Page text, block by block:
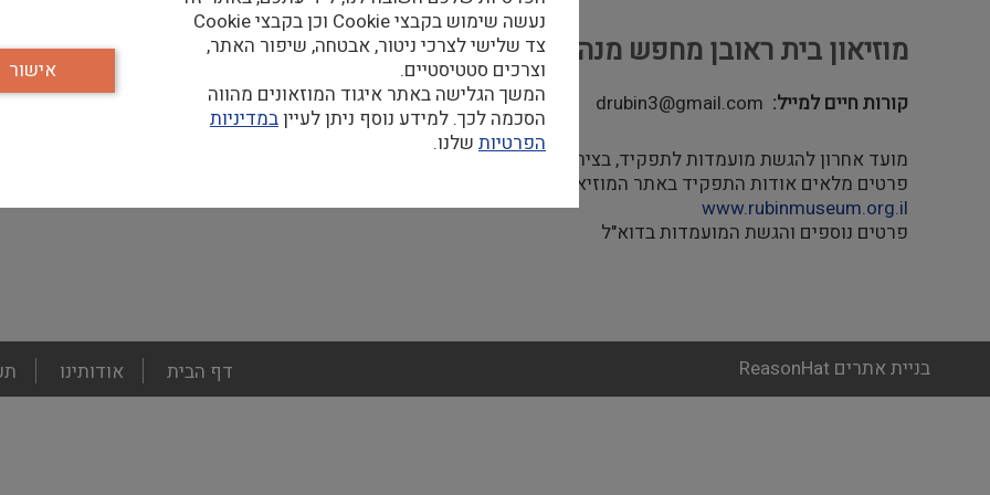
מוזיאון בית ראובן מחפש מנהל.ת / אוצר.ת
קורות חיים למייל drubin3@gmail.com
מועד אחרון להגשת מועמדות לתפקיד, בצירוף המסמכים הנדרשים: 20 באפריל 2026
פרטים מלאים אודות התפקיד באתר המוזיאון
www.rubinmuseum.org.il
פרטים נוספים והגשת המועמדות בדוא"ל
footer
menu
דף הבית אודותינו בניית אתרים ReasonHat
נעשה שימוש בקבצי Cookie וכן בקבצי Cookie
צד שלישי לצרכי ניטור, אבטחה, שיפור האתר,
וצרכים סטטיסטיים.
המשך הגלישה באתר איגוד המוזאונים מהווה
הסכמה לכך. למידע נוסף ניתן לעייןבמדיניות
הפרטיות שלנו.
אישור